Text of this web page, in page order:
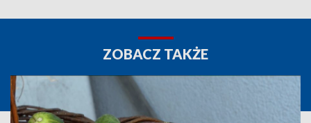
ZOBACZ TAKŻE